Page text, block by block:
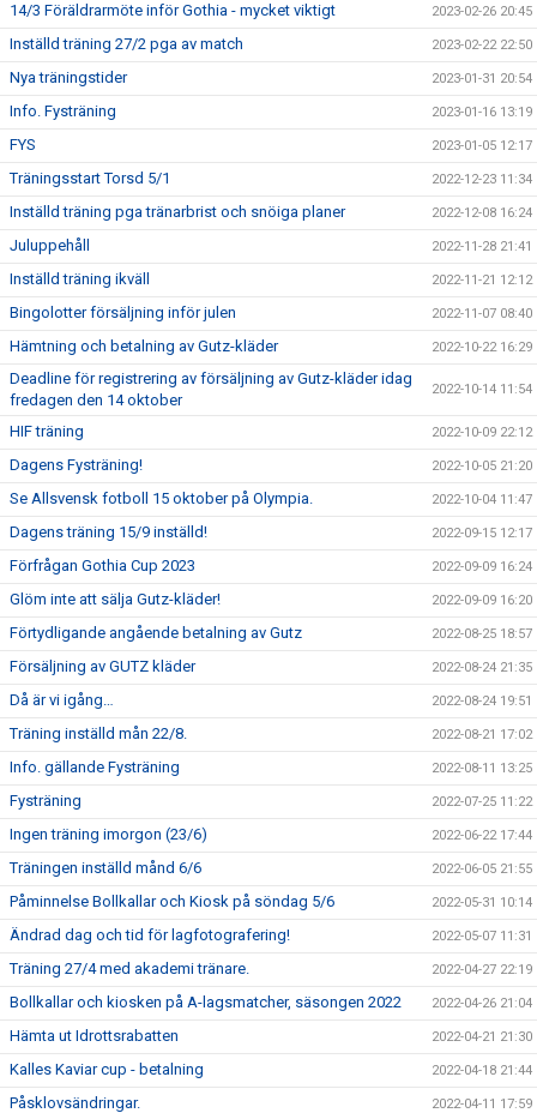
14/3 Föräldrarmöte inför Gothia - mycket viktigt 2023-02-26 20:45
Inställd träning 27/2 pga av match 2023-02-22 22:50
Nya träningstider 2023-01-31 20:54
Info. Fysträning 2023-01-16 13:19
FYS 2023-01-05 12:17
Träningsstart Torsd 5/1 2022-12-23 11:34
Inställd träning pga tränarbrist och snöiga planer 2022-12-08 16:24
Juluppehåll 2022-11-28 21:41
Inställd träning ikväll 2022-11-21 12:12
Bingolotter försäljning inför julen 2022-11-07 08:40
Hämtning och betalning av Gutz-kläder 2022-10-22 16:29
Deadline för registrering av försäljning av Gutz-kläder idag
fredagen den 14 oktober
2022-10-14 11:54
HIF träning 2022-10-09 22:12
Dagens Fysträning! 2022-10-05 21:20
Se Allsvensk fotboll 15 oktober på Olympia. 2022-10-04 11:47
Dagens träning 15/9 inställd! 2022-09-15 12:17
Förfrågan Gothia Cup 2023 2022-09-09 16:24
Glöm inte att sälja Gutz-kläder! 2022-09-09 16:20
Förtydligande angående betalning av Gutz 2022-08-25 18:57
Försäljning av GUTZ kläder 2022-08-24 21:35
Då är vi igång… 2022-08-24 19:51
Träning inställd mån 22/8. 2022-08-21 17:02
Info. gällande Fysträning 2022-08-11 13:25
Fysträning 2022-07-25 11:22
Ingen träning imorgon (23/6) 2022-06-22 17:44
Träningen inställd månd 6/6 2022-06-05 21:55
Påminnelse Bollkallar och Kiosk på söndag 5/6 2022-05-31 10:14
Ändrad dag och tid för lagfotografering! 2022-05-07 11:31
Träning 27/4 med akademi tränare. 2022-04-27 22:19
Bollkallar och kiosken på A-lagsmatcher, säsongen 2022 2022-04-26 21:04
Hämta ut Idrottsrabatten 2022-04-21 21:30
Kalles Kaviar cup - betalning 2022-04-18 21:44
Påsklovsändringar. 2022-04-11 17:59